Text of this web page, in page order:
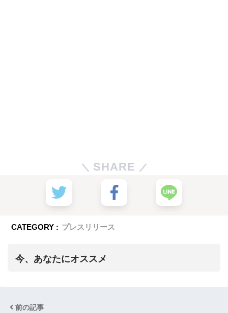
SHARE
CATEGORY : プレスリリース
今、あなたにオススメ
前の記事